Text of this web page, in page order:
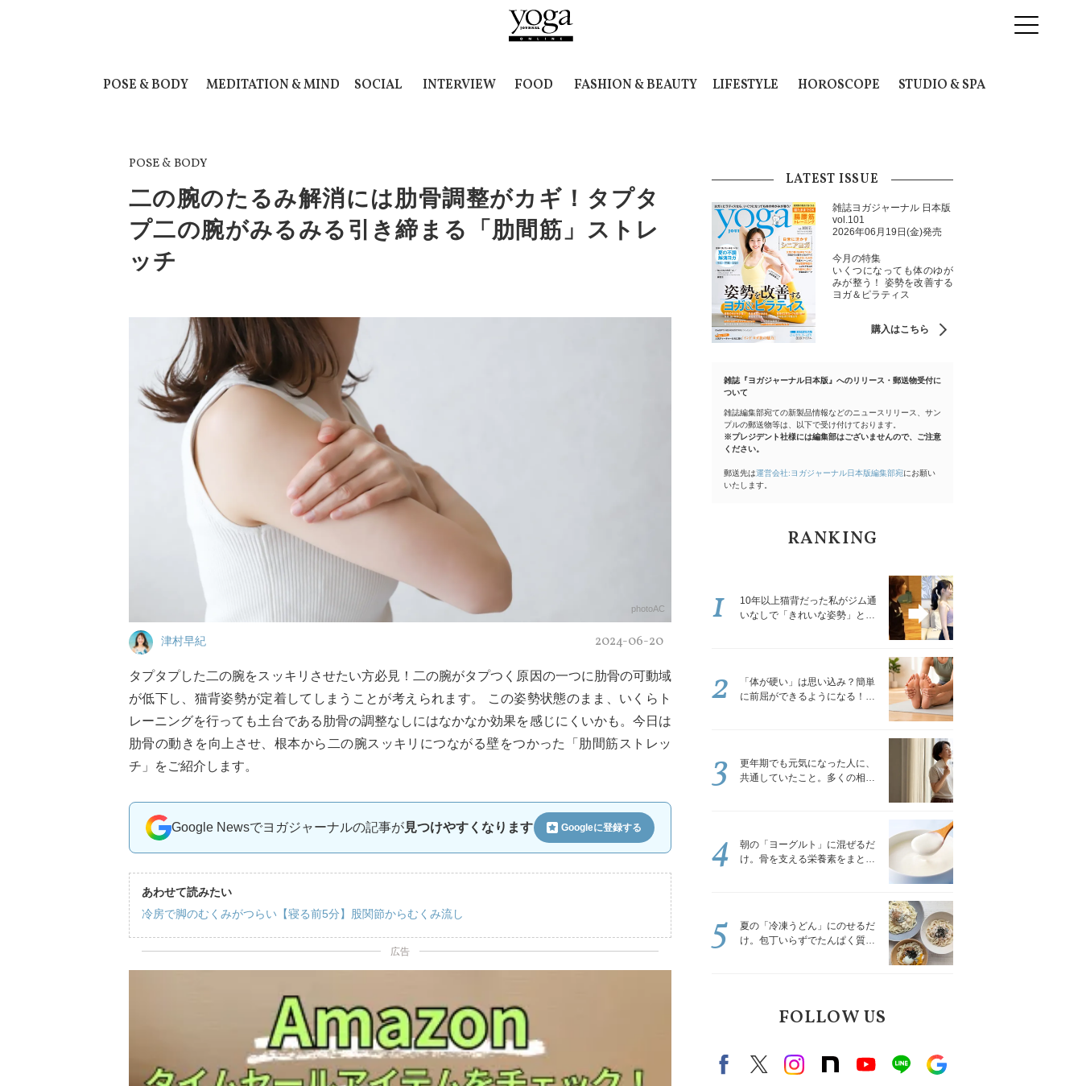
POSE & BODY MEDITATION & MIND SOCIAL INTERVIEW FOOD FASHION & BEAUTY LIFESTYLE HOROSCOPE STUDIO & SPA
POSE & BODY
二の腕のたるみ解消には肋骨調整がカギ！タプタ
プ二の腕がみるみる引き締まる「肋間筋」ストレ
ッチ
photoAC
津村早紀 2024-06-20
タプタプした二の腕をスッキリさせたい方必見！二の腕がタプつく原因の一つに肋骨の可動域
が低下し、猫背姿勢が定着してしまうことが考えられます。 この姿勢状態のまま、いくらト
レーニングを行っても土台である肋骨の調整なしにはなかなか効果を感じにくいかも。今日は
肋骨の動きを向上させ、根本から二の腕スッキリにつながる壁をつかった「肋間筋ストレッ
チ」をご紹介します。
Google Newsでヨガジャーナルの記事が見つけやすくなります Googleに登録する
あわせて読みたい
冷房で脚のむくみがつらい【寝る前5分】股関節からむくみ流し
広告
LATEST ISSUE
雑誌ヨガジャーナル 日本版
vol.101
2026年06月19日(金)発売
今月の特集
いくつになっても体のゆが
みが整う！ 姿勢を改善する
ヨガ＆ピラティス
購入はこちら
雑誌『ヨガジャーナル日本版』へのリリース・郵送物受付に
ついて
雑誌編集部宛ての新製品情報などのニュースリリース、サン
プルの郵送物等は、以下で受け付けております。
※プレジデント社様には編集部はございませんので、ご注意
ください。
郵送先は運営会社:ヨガジャーナル日本版編集部宛にお願い
いたします。
RANKING
10年以上猫背だった私がジム通
いなしで「きれいな姿勢」と褒
1
「体が硬い」は思い込み？簡単
に前屈ができるようになる！腿
2
更年期でも元気になった人に、
共通していたこと。多くの相談
3
朝の「ヨーグルト」に混ぜるだ
け。骨を支える栄養素をまとめ
4
夏の「冷凍うどん」にのせるだ
け。包丁いらずでたんぱく質を
5
FOLLOW US
FacebookX（旧twitter）
instagram
note Youtubeline